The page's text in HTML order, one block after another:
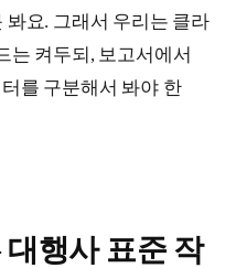
요. 그래서 우리는 클라
는 켜두되, 보고서에서
를 구분해서 봐야 한
행사 표준 작